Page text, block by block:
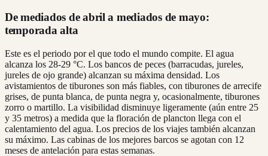
De mediados de abril a mediados de mayo:
temporada alta
Este es el periodo por el que todo el mundo compite. El agua
alcanza los 28-29 °C. Los bancos de peces (barracudas, jureles,
jureles de ojo grande) alcanzan su máxima densidad. Los
avistamientos de tiburones son más fiables, con tiburones de arrecife
grises, de punta blanca, de punta negra y, ocasionalmente, tiburones
zorro o martillo. La visibilidad disminuye ligeramente (aún entre 25
y 35 metros) a medida que la floración de plancton llega con el
calentamiento del agua. Los precios de los viajes también alcanzan
su máximo. Las cabinas de los mejores barcos se agotan con 12
meses de antelación para estas semanas.